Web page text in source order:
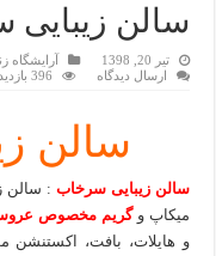
سالن
تیر 20, 1398 آرایشگاه
ارسال دیدگاه
396 بازدید
سالن
سالن زیبایی سرخاب : سالن
میکاپ و گریم مخصوص
و هایلات، بافت، اکستنشن